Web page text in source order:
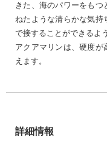
きた、海のパワーをも
ねたような清らかな気持
で接することができるよ
アクアマリンは、硬度
えます。
詳細情報